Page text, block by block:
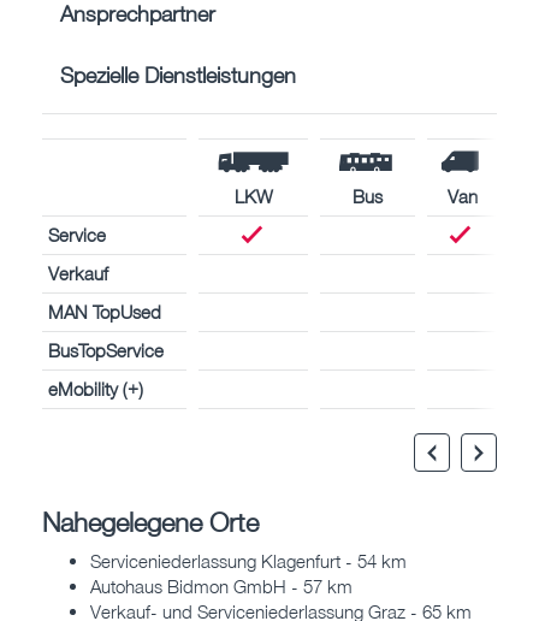
Ansprechpartner
Spezielle Dienstleistungen
LKW Bus
Van
Service
Verkauf
MAN TopUsed
BusTopService
eMobility (+)
Nahegelegene Orte
Serviceniederlassung Klagenfurt - 54 km
Autohaus Bidmon GmbH - 57 km
Verkauf- und Serviceniederlassung Graz - 65 km